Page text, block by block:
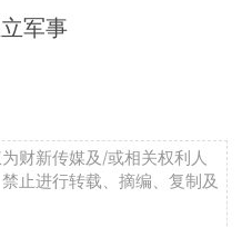
军事
财新传媒及/或相关权利人
止进行转载、摘编、复制及